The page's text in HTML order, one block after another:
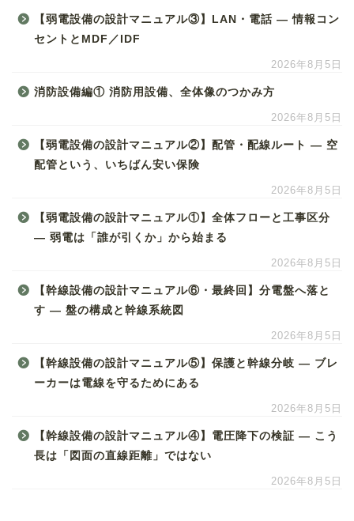
【弱電設備の設計マニュアル③】LAN・電話 ― 情報コン
セントとMDF／IDF
2026年8月5日
消防設備編① 消防用設備、全体像のつかみ方
2026年8月5日
【弱電設備の設計マニュアル②】配管・配線ルート ― 空
配管という、いちばん安い保険
2026年8月5日
【弱電設備の設計マニュアル①】全体フローと工事区分
― 弱電は「誰が引くか」から始まる
2026年8月5日
【幹線設備の設計マニュアル⑥・最終回】分電盤へ落と
す ― 盤の構成と幹線系統図
2026年8月5日
【幹線設備の設計マニュアル⑤】保護と幹線分岐 ― ブレ
ーカーは電線を守るためにある
2026年8月5日
【幹線設備の設計マニュアル④】電圧降下の検証 ― こう
長は「図面の直線距離」ではない
2026年8月5日